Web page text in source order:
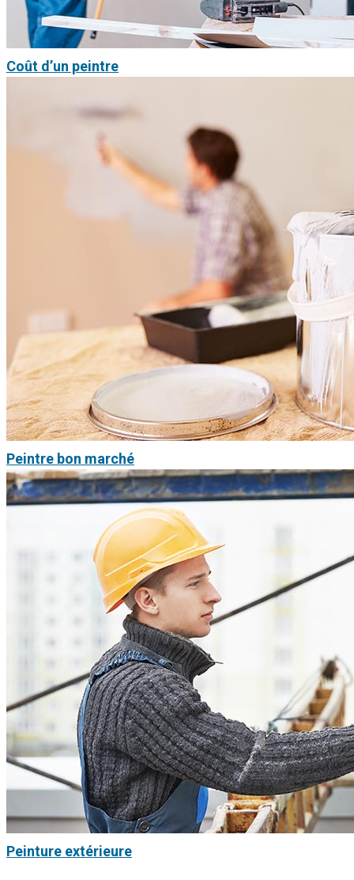
Coût d’un peintre
Peintre bon marché
Peinture extérieure